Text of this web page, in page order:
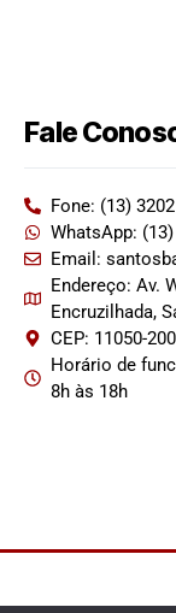
Fale
Fone: (13)
WhatsApp:
Email:
Endereço: Av.
Encruzilhada,
CEP: 11050-200
Horário de
8h às 18h